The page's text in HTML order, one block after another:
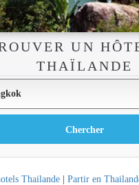
UN
THAÏLANDE
Thailande | Partir en